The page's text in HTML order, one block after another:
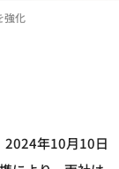
強化
2024年10月10日